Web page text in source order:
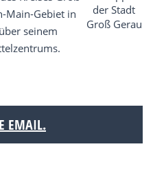
Main-Gebiet in
seinem
EMAIL.